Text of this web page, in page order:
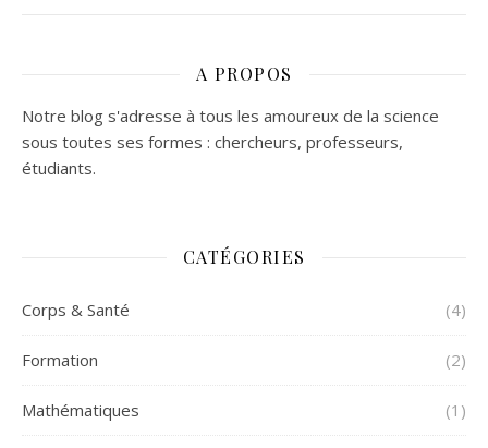
A PROPOS
Notre blog s'adresse à tous les amoureux de la science
sous toutes ses formes : chercheurs, professeurs,
étudiants.
CATÉGORIES
Corps & Santé (4)
Formation (2)
Mathématiques (1)